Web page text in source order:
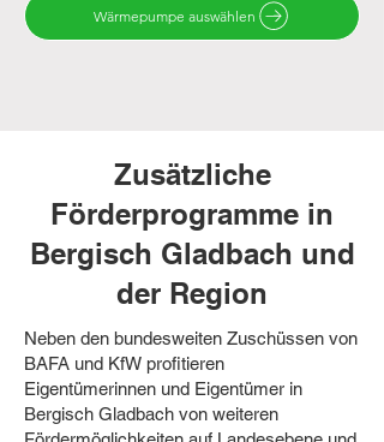
Wärmepumpe auswählen
Zusätzliche
Förderprogramme in
Bergisch Gladbach und
der Region
Neben den bundesweiten Zuschüssen von
BAFA und KfW profitieren
Eigentümerinnen und Eigentümer in
Bergisch Gladbach von weiteren